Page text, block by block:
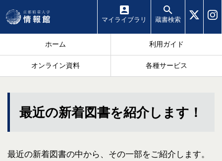
マイ ライブラリ 蔵書検索
ホーム 利用ガイド
オンライン資料 各種サービス
最近の新着図書を紹介します！
最近の新着図書の中から、その一部をご紹介します。